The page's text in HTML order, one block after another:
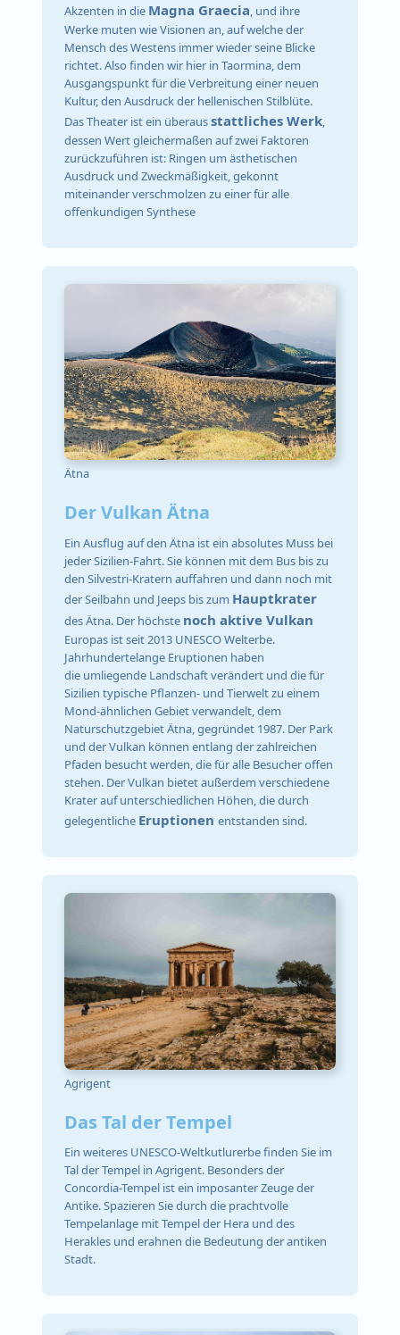
Akzenten in die Magna Graecia, und ihre
Werke muten wie Visionen an, auf welche der
Mensch des Westens immer wieder seine Blicke
richtet. Also finden wir hier in Taormina, dem
Ausgangspunkt für die Verbreitung einer neuen
Kultur, den Ausdruck der hellenischen Stilblüte.
Das Theater ist ein überausstattliches Werk,
dessen Wert gleichermaßen auf zwei Faktoren
zurückzuführen ist: Ringen um ästhetischen
Ausdruck und Zweckmäßigkeit, gekonnt
miteinander verschmolzen zu einer für alle
offenkundigen Synthese
Ätna
Der Vulkan Ätna
Ein Ausflug auf den Ätna ist ein absolutes Muss bei
jeder Sizilien-Fahrt. Sie können mit dem Bus bis zu
den Silvestri-Kratern auffahren und dann noch mit
der Seilbahn und Jeeps bis zum Hauptkrater
des Ätna. Der höchste noch aktive Vulkan
Europas ist seit 2013 UNESCO Welterbe.
Jahrhundertelange Eruptionen haben
die umliegende Landschaft verändert und die für
Sizilien typische Pflanzen- und Tierwelt zu einem
Mond-ähnlichen Gebiet verwandelt, dem
Naturschutzgebiet Ätna, gegründet 1987. Der Park
und der Vulkan können entlang der zahlreichen
Pfaden besucht werden, die für alle Besucher offen
stehen. Der Vulkan bietet außerdem verschiedene
Krater auf unterschiedlichen Höhen, die durch
gelegentliche Eruptionenentstanden sind.
Agrigent
Das Tal der Tempel
Ein weiteres UNESCO-Weltkutlurerbe finden Sie im
Tal der Tempel in Agrigent. Besonders der
Concordia-Tempel ist ein imposanter Zeuge der
Antike. Spazieren Sie durch die prachtvolle
Tempelanlage mit Tempel der Hera und des
Herakles und erahnen die Bedeutung der antiken
Stadt.